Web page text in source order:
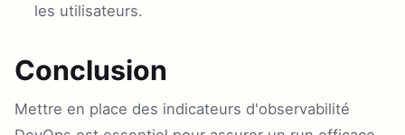
les utilisateurs.
Conclusion
Mettre en place des indicateurs d'observabilité